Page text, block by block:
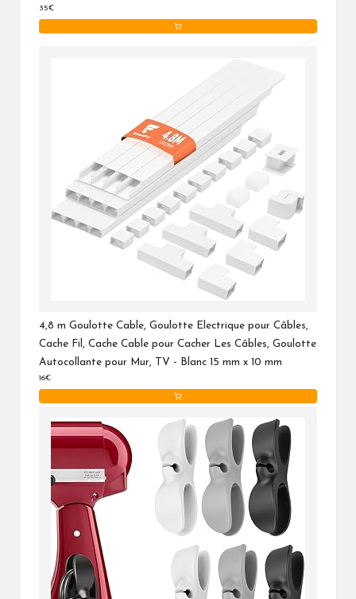
Bricolage
35€
4,8 m Goulotte Cable, Goulotte Electrique pour Câbles,
Cache Fil, Cache Cable pour Cacher Les Câbles, Goulotte
Autocollante pour Mur, TV - Blanc 15 mm x 10 mm
16€